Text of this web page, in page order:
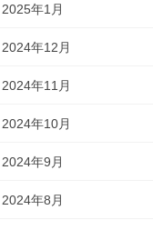
2025年1月
2024年12月
2024年11月
2024年10月
2024年9月
2024年8月